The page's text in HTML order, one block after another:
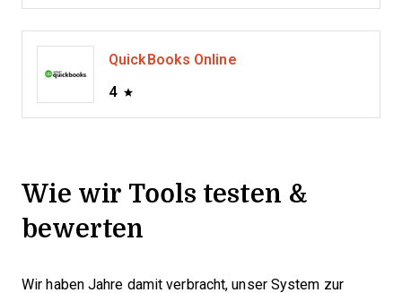
QuickBooks Online
4
Wie wir Tools testen &
bewerten
Wir haben Jahre damit verbracht, unser System zur